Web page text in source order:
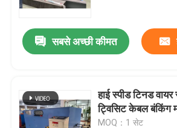
सबसे अच्छी कीमत
हाई स्पीड टिनड
ट्विसिट केबल बंकिंग
MOQ：1 सेट